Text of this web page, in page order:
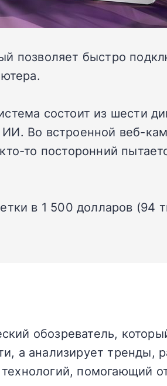
позволяет быстро
состоит из шести
Во встроенной веб-
то посторонний
в 1 500 долларов (94
обозреватель,
а анализирует тренды,
помогающий